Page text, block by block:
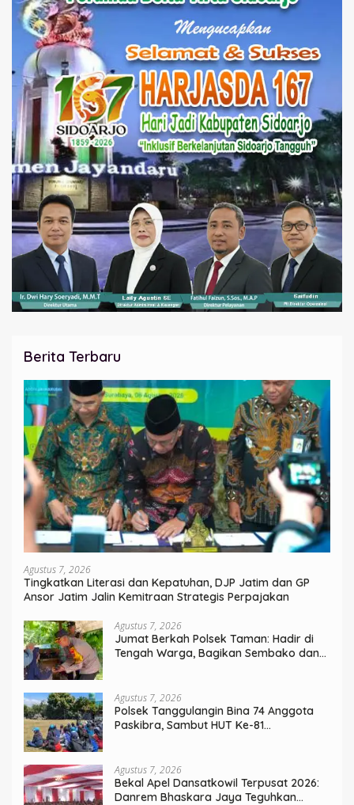
Berita Terbaru
Agustus 7, 2026
Tingkatkan Literasi dan Kepatuhan, DJP Jatim dan GP
Ansor Jatim Jalin Kemitraan Strategis Perpajakan
Agustus 7, 2026
Jumat Berkah Polsek Taman: Hadir di
Tengah Warga, Bagikan Sembako dan
Agustus 7, 2026
Polsek Tanggulangin Bina 74 Anggota
Paskibra, Sambut HUT Ke-81
Agustus 7, 2026
Bekal Apel Dansatkowil Terpusat 2026:
Danrem Bhaskara Jaya Teguhkan